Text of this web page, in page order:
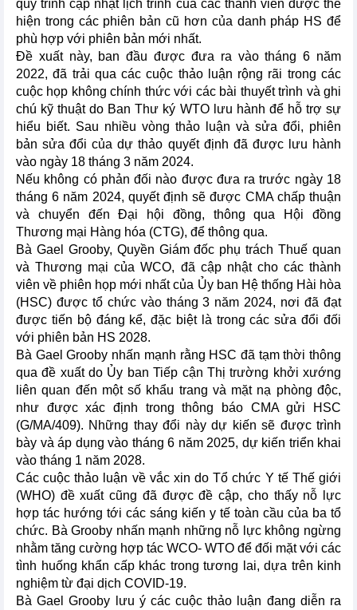
quy trình cập nhật lịch trình của các thành viên được thể
hiện trong các phiên bản cũ hơn của danh pháp HS để
phù hợp với phiên bản mới nhất.
Đề xuất này, ban đầu được đưa ra vào tháng 6 năm
2022, đã trải qua các cuộc thảo luận rộng rãi trong các
cuộc họp không chính thức với các bài thuyết trình và ghi
chú kỹ thuật do Ban Thư ký WTO lưu hành để hỗ trợ sự
hiểu biết. Sau nhiều vòng thảo luận và sửa đổi, phiên
bản sửa đổi của dự thảo quyết định đã được lưu hành
vào ngày 18 tháng 3 năm 2024.
Nếu không có phản đối nào được đưa ra trước ngày 18
tháng 6 năm 2024, quyết định sẽ được CMA chấp thuận
và chuyển đến Đại hội đồng, thông qua Hội đồng
Thương mại Hàng hóa (CTG), để thông qua.
Bà Gael Grooby, Quyền Giám đốc phụ trách Thuế quan
và Thương mại của WCO, đã cập nhật cho các thành
viên về phiên họp mới nhất của Ủy ban Hệ thống Hài hòa
(HSC) được tổ chức vào tháng 3 năm 2024, nơi đã đạt
được tiến bộ đáng kể, đặc biệt là trong các sửa đổi đối
với phiên bản HS 2028.
Bà Gael Grooby nhấn mạnh rằng HSC đã tạm thời thông
qua đề xuất do Ủy ban Tiếp cận Thị trường khởi xướng
liên quan đến một số khẩu trang và mặt nạ phòng độc,
như được xác định trong thông báo CMA gửi HSC
(G/MA/409). Những thay đổi này dự kiến sẽ được trình
bày và áp dụng vào tháng 6 năm 2025, dự kiến triển khai
vào tháng 1 năm 2028.
Các cuộc thảo luận về vắc xin do Tổ chức Y tế Thế giới
(WHO) đề xuất cũng đã được đề cập, cho thấy nỗ lực
hợp tác hướng tới các sáng kiến y tế toàn cầu của ba tổ
chức. Bà Grooby nhấn mạnh những nỗ lực không ngừng
nhằm tăng cường hợp tác WCO- WTO để đối mặt với các
tình huống khẩn cấp khác trong tương lai, dựa trên kinh
nghiệm từ đại dịch COVID-19.
Bà Gael Grooby lưu ý các cuộc thảo luận đang diễn ra